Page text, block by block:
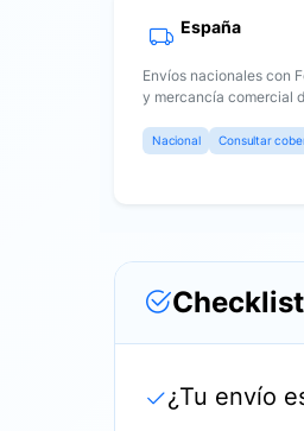
España
Envíos nacionales con
y mercancía comercial
Nacional Consultar
¿Tu envío